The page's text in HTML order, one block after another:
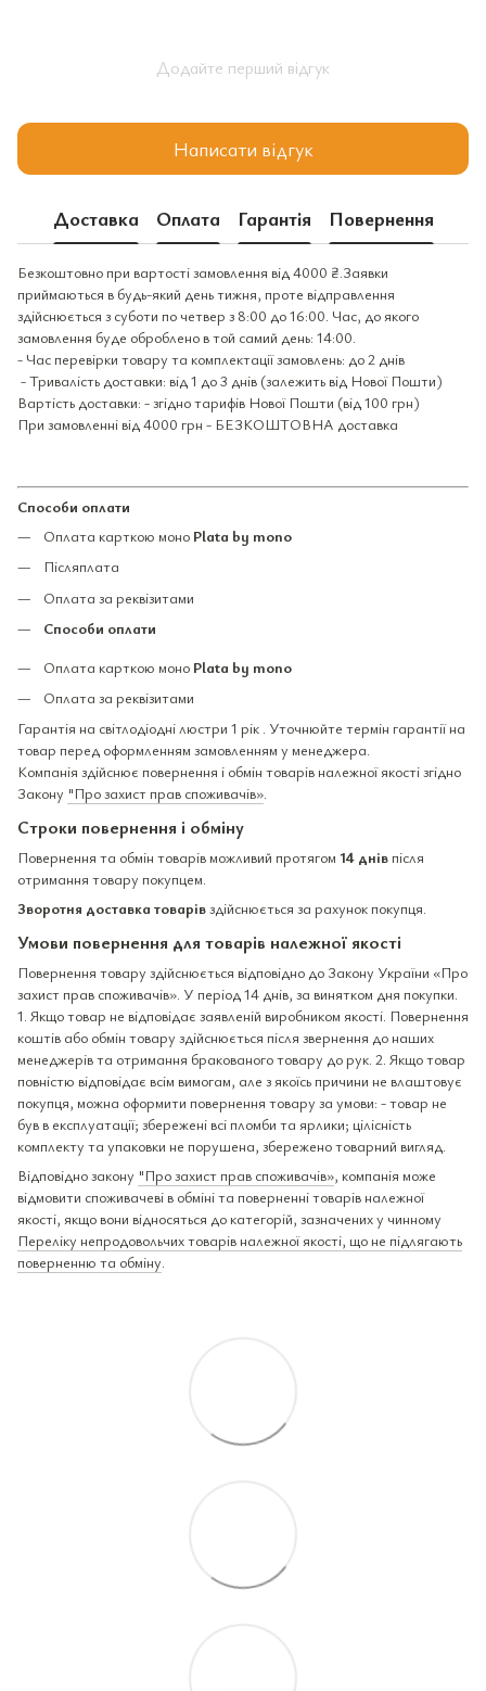
Додайте перший відгук
Написати відгук
Доставка Оплата Гарантія Повернення
Безкоштовно при вартості замовлення від 4000 ₴.Заявки
приймаються в будь-який день тижня, проте відправлення
здійснюється з суботи по четвер з 8:00 до 16:00. Час, до якого
замовлення буде оброблено в той самий день: 14:00.
- Час перевірки товару та комплектації замовлень: до 2 днів
- Тривалість доставки: від 1 до 3 днів (залежить від Нової Пошти)
Вартість доставки: - згідно тарифів Нової Пошти (від 100 грн)
При замовленні від 4000 грн - БЕЗКОШТОВНА доставка
Способи оплати
Оплата карткою моно Plata by mono
Післяплата
Оплата за реквізитами
Способи оплати
Оплата карткою моно Plata by mono
Оплата за реквізитами
Гарантія на світлодіодні люстри 1 рік . Уточнюйте термін гарантії на
товар перед оформленням замовленням у менеджера.
Компанія здійснює повернення і обмін товарів належної якості згідно
Закону "Про захист прав споживачів».
Строки повернення і обміну
Повернення та обмін товарів можливий протягом 14 днів після
отримання товару покупцем.
Зворотня доставка товарівздійснюється за рахунок покупця.
Умови повернення для товарів належної якості
Повернення товару здійснюється відповідно до Закону України «Про
захист прав споживачів». У період 14 днів, за винятком дня покупки.
1. Якщо товар не відповідає заявленій виробником якості. Повернення
коштів або обмін товару здійснюється після звернення до наших
менеджерів та отримання бракованого товару до рук. 2. Якщо товар
повністю відповідає всім вимогам, але з якоїсь причини не влаштовує
покупця, можна оформити повернення товару за умови: - товар не
був в експлуатації; збережені всі пломби та ярлики; цілісність
комплекту та упаковки не порушена, збережено товарний вигляд.
Відповідно закону "Про захист прав споживачів», компанія може
відмовити споживачеві в обміні та поверненні товарів належної
якості, якщо вони відносяться до категорій, зазначених у чинному
Переліку непродовольчих товарів належної якості, що не підлягають
поверненню та обміну.